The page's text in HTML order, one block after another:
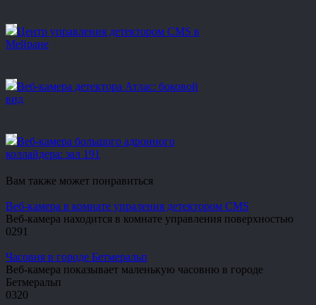
Центр управления детектором CMS в
Мейране
Веб-камера детектора Атлас: боковой
вид
Веб-камера большого адронного
коллайдера: зал 191
Вам также может понравиться
Веб-камера в комнате упраления детектором CMS
Веб-камера находится в комнате управления поверхностью
0291
Часовня в городе Бетмеральп
Веб-камера показывает маленькую часовню в городе
Бетмеральп
0320